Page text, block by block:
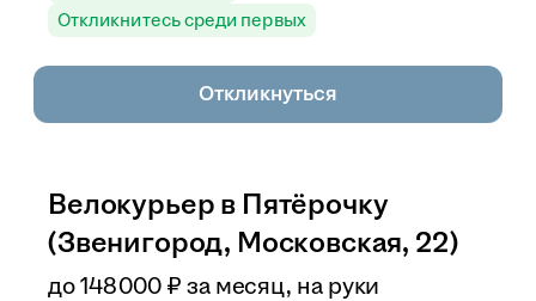
Откликнитесь среди первых
Откликнуться
Велокурьер в Пятёрочку
(Звенигород, Московская, 22)
до148 000 ₽ за месяц, на руки